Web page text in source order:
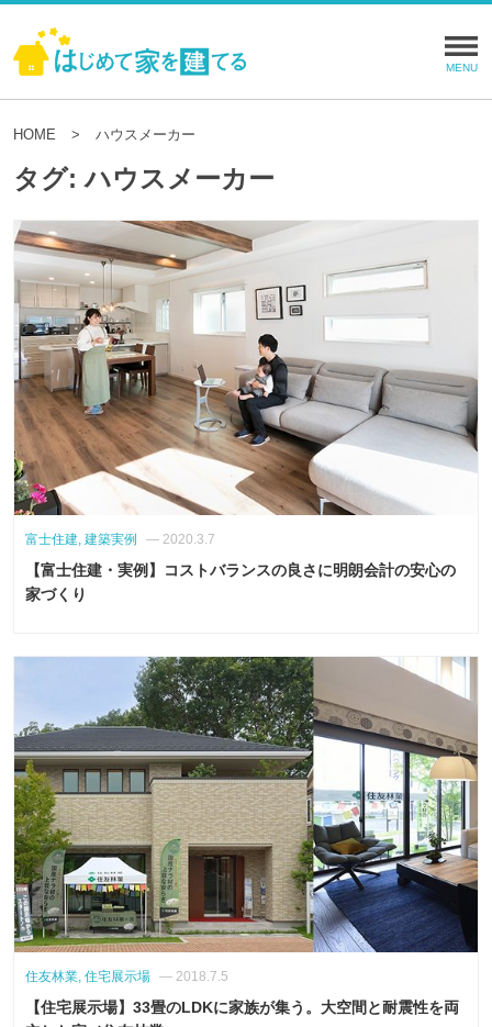
HOME ハウスメーカー
タグ:ハウスメーカー
富士住建, 建築実例 — 2020.3.7
【富士住建・実例】コストバランスの良さに明朗会計の安心の
家づくり
住友林業, 住宅展示場 — 2018.7.5
【住宅展示場】33畳のLDKに家族が集う。大空間と耐震性を両